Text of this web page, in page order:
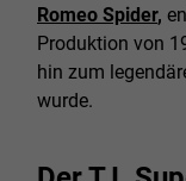
Romeo Spider,
Produktion von
hin zum
wurde.